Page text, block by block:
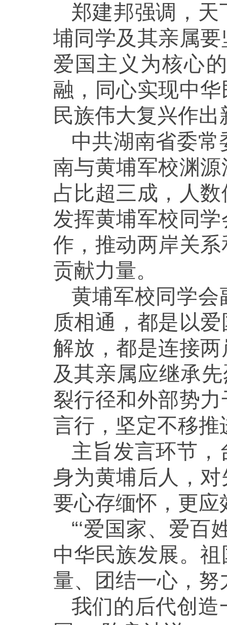
郑建邦强调，
埔同学及其亲属
爱国主义为核心
融，同心实现中
民族伟大复兴作
中共湖南省委
南与黄埔军校渊
占比超三成，人
发挥黄埔军校同
作，推动两岸关
贡献力量。
黄埔军校同学
质相通，都是以
解放，都是连接
及其亲属应继承
裂行径和外部势
言行，坚定不移
主旨发言环节
身为黄埔后人，
要心存缅怀，更应
“‘爱国家、爱百
中华民族发展。
量、团结一心，努
我们的后代创